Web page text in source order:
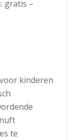
gratis –
kinderen
te